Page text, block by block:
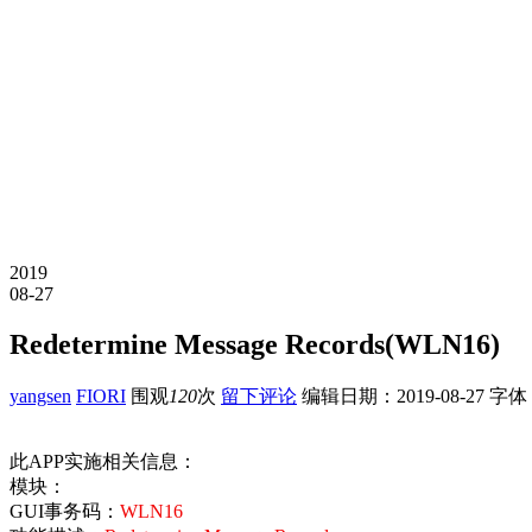
2019
08-27
Redetermine Message Records(WLN16)
yangsen FIORI 围观120次 留下评论 编辑日期： 2019-08-27 字体
此APP实施相关信息：
模块：
GUI事务码： WLN16